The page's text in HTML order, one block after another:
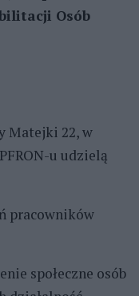
Osób
Matejki 22, w
u udzielą
pracowników
społeczne osób